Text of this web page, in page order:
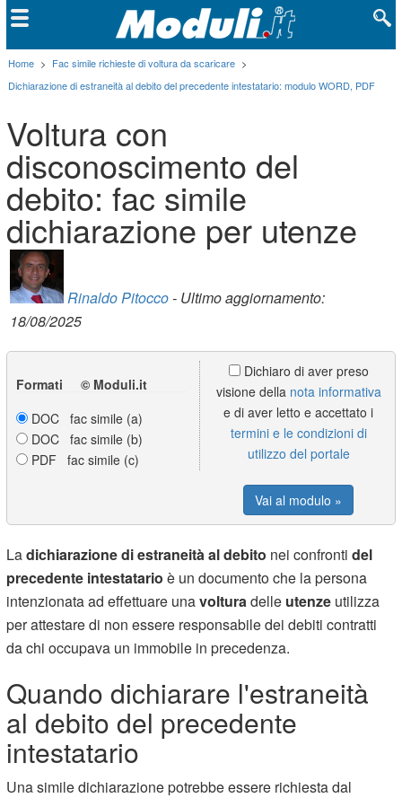
Home > Fac simile richieste di voltura da scaricare >
Dichiarazione di estraneità al debito del precedente intestatario: modulo WORD, PDF
Voltura con
disconoscimento del
debito: fac simile
dichiarazione per utenze
Rinaldo Pitocco- Ultimo aggiornamento:
18/08/2025
Formati © Moduli.it
DOC fac simile (a)
DOC fac simile (b)
PDF fac simile (c)
Dichiaro di aver preso
visione della nota informativa
e di aver letto e accettato i
termini e le condizioni di
utilizzo del portale
Vai al modulo »
Ladichiarazione di estraneità al debito nei confrontidel
precedente intestatario è un documento che la persona
intenzionata ad effettuare unavoltura delle utenze utilizza
per attestare di non essere responsabile dei debiti contratti
da chi occupava un immobile in precedenza.
Quando dichiarare l'estraneità
al debito del precedente
intestatario
Una simile dichiarazione potrebbe essere richiesta dal